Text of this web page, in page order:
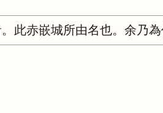
此赤嵌城所由名也。余乃為